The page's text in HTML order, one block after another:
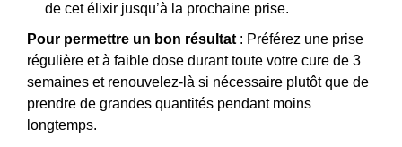
de cet élixir jusqu’à la prochaine prise.
Pour permettre un bon résultat : Préférez une prise
régulière et à faible dose durant toute votre cure de 3
semaines et renouvelez-là si nécessaire plutôt que de
prendre de grandes quantités pendant moins
longtemps.